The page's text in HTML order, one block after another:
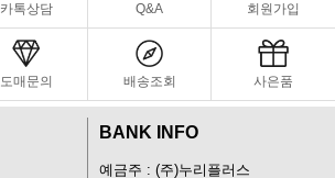
카톡상담 Q&A 회원가입
도매문의 배송조회 사은품
BANK INFO
예금주 : (주)누리플러스